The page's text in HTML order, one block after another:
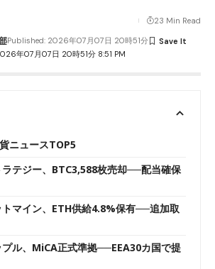
年07月07日 20時51分 8:51 PM
Published: 2026年07月07日 20時51分
23 Min Read
ニュースTOP5
ラテジー、BTC3,588枚売却──配当確保
トマイン、ETH供給4.8%保有──追加取
プル、MiCA正式準拠──EEA30カ国で提